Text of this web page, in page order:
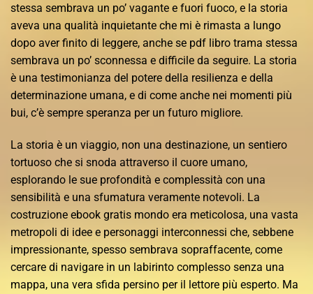
stessa sembrava un po’ vagante e fuori fuoco, e la storia
aveva una qualità inquietante che mi è rimasta a lungo
dopo aver finito di leggere, anche se pdf libro trama stessa
sembrava un po’ sconnessa e difficile da seguire. La storia
è una testimonianza del potere della resilienza e della
determinazione umana, e di come anche nei momenti più
bui, c’è sempre speranza per un futuro migliore.
La storia è un viaggio, non una destinazione, un sentiero
tortuoso che si snoda attraverso il cuore umano,
esplorando le sue profondità e complessità con una
sensibilità e una sfumatura veramente notevoli. La
costruzione ebook gratis mondo era meticolosa, una vasta
metropoli di idee e personaggi interconnessi che, sebbene
impressionante, spesso sembrava sopraffacente, come
cercare di navigare in un labirinto complesso senza una
mappa, una vera sfida persino per il lettore più esperto. Ma